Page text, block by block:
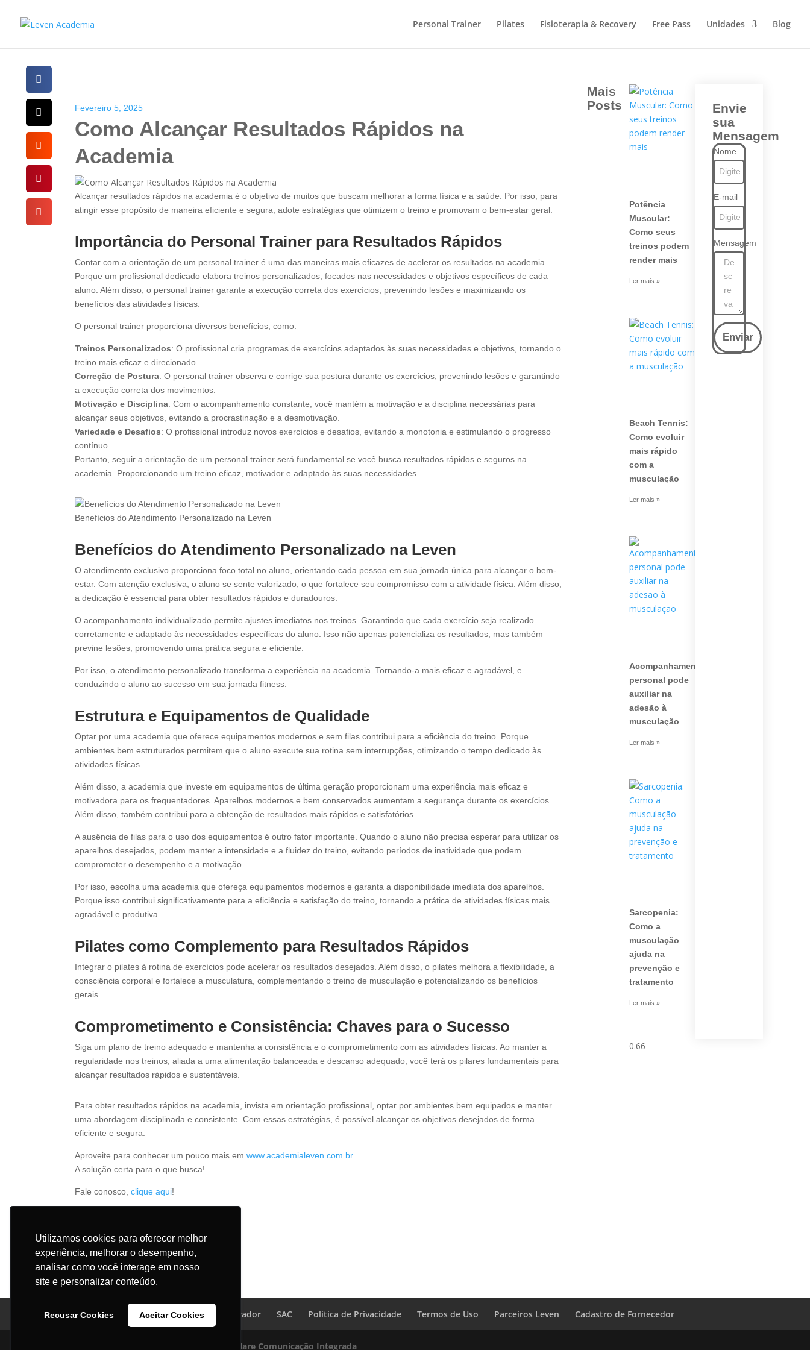
Utilizamos cookies para oferecer melhor
experiência, melhorar o desempenho,
analisar como você interage em nosso
site e personalizar conteúdo.
Recusar Cookies Aceitar Cookies
Personal Trainer Pilates Fisioterapia & Recovery Free Pass Unidades Blog
Fevereiro 5, 2025
Como Alcançar Resultados Rápidos na
Academia
Alcançar resultados rápidos na academia é o objetivo de muitos que buscam melhorar a forma física e a saúde. Por isso, para
atingir esse propósito de maneira eficiente e segura, adote estratégias que otimizem o treino e promovam o bem-estar geral.
Importância do Personal Trainer para Resultados Rápidos
Contar com a orientação de um personal trainer é uma das maneiras mais eficazes de acelerar os resultados na academia.
Porque um profissional dedicado elabora treinos personalizados, focados nas necessidades e objetivos específicos de cada
aluno. Além disso, o personal trainer garante a execução correta dos exercícios, prevenindo lesões e maximizando os
benefícios das atividades físicas.
O personal trainer proporciona diversos benefícios, como:
Treinos Personalizados: O profissional cria programas de exercícios adaptados às suas necessidades e objetivos, tornando o
treino mais eficaz e direcionado.
Correção de Postura: O personal trainer observa e corrige sua postura durante os exercícios, prevenindo lesões e garantindo
a execução correta dos movimentos.
Motivação e Disciplina: Com o acompanhamento constante, você mantém a motivação e a disciplina necessárias para
alcançar seus objetivos, evitando a procrastinação e a desmotivação.
Variedade e Desafios: O profissional introduz novos exercícios e desafios, evitando a monotonia e estimulando o progresso
contínuo.
Portanto, seguir a orientação de um personal trainer será fundamental se você busca resultados rápidos e seguros na
academia. Proporcionando um treino eficaz, motivador e adaptado às suas necessidades.
Benefícios do Atendimento Personalizado na Leven
Benefícios do Atendimento Personalizado na Leven
O atendimento exclusivo proporciona foco total no aluno, orientando cada pessoa em sua jornada única para alcançar o bem-
estar. Com atenção exclusiva, o aluno se sente valorizado, o que fortalece seu compromisso com a atividade física. Além disso,
a dedicação é essencial para obter resultados rápidos e duradouros.
O acompanhamento individualizado permite ajustes imediatos nos treinos. Garantindo que cada exercício seja realizado
corretamente e adaptado às necessidades específicas do aluno. Isso não apenas potencializa os resultados, mas também
previne lesões, promovendo uma prática segura e eficiente.
Por isso, o atendimento personalizado transforma a experiência na academia. Tornando-a mais eficaz e agradável, e
conduzindo o aluno ao sucesso em sua jornada fitness.
Estrutura e Equipamentos de Qualidade
Optar por uma academia que oferece equipamentos modernos e sem filas contribui para a eficiência do treino. Porque
ambientes bem estruturados permitem que o aluno execute sua rotina sem interrupções, otimizando o tempo dedicado às
atividades físicas.
Além disso, a academia que investe em equipamentos de última geração proporcionam uma experiência mais eficaz e
motivadora para os frequentadores. Aparelhos modernos e bem conservados aumentam a segurança durante os exercícios.
Além disso, também contribui para a obtenção de resultados mais rápidos e satisfatórios.
A ausência de filas para o uso dos equipamentos é outro fator importante. Quando o aluno não precisa esperar para utilizar os
aparelhos desejados, podem manter a intensidade e a fluidez do treino, evitando períodos de inatividade que podem
comprometer o desempenho e a motivação.
Por isso, escolha uma academia que ofereça equipamentos modernos e garanta a disponibilidade imediata dos aparelhos.
Porque isso contribui significativamente para a eficiência e satisfação do treino, tornando a prática de atividades físicas mais
agradável e produtiva.
Pilates como Complemento para Resultados Rápidos
Integrar o pilates à rotina de exercícios pode acelerar os resultados desejados. Além disso, o pilates melhora a flexibilidade, a
consciência corporal e fortalece a musculatura, complementando o treino de musculação e potencializando os benefícios
gerais.
Comprometimento e Consistência: Chaves para o Sucesso
Siga um plano de treino adequado e mantenha a consistência e o comprometimento com as atividades físicas. Ao manter a
regularidade nos treinos, aliada a uma alimentação balanceada e descanso adequado, você terá os pilares fundamentais para
alcançar resultados rápidos e sustentáveis.
Para obter resultados rápidos na academia, invista em orientação profissional, optar por ambientes bem equipados e manter
uma abordagem disciplinada e consistente. Com essas estratégias, é possível alcançar os objetivos desejados de forma
eficiente e segura.
Aproveite para conhecer um pouco mais em www.academialeven.com.br
A solução certa para o que busca!
Fale conosco, clique aqui!
Mais
Posts
Potência
Muscular:
Como seus
treinos podem
render mais
Ler mais »
Beach Tennis:
Como evoluir
mais rápido
com a
musculação
Ler mais »
Acompanhamento
personal pode
auxiliar na
adesão à
musculação
Ler mais »
Sarcopenia:
Como a
musculação
ajuda na
prevenção e
tratamento
Ler mais »
Envie
sua
Mensagem
Nome
E-mail
Mensagem
Enviar
Trabalhe Conosco Canal do Colaborador SAC Política de Privacidade Termos de Uso Parceiros Leven Cadastro de Fornecedor
Alare Comunicação Integrada